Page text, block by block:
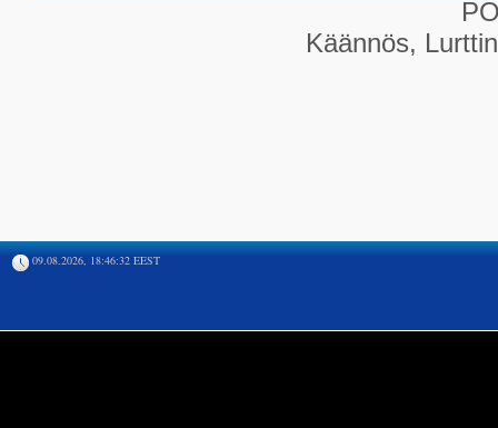
Käännös,
09.08.2026, 18:46:32 EEST